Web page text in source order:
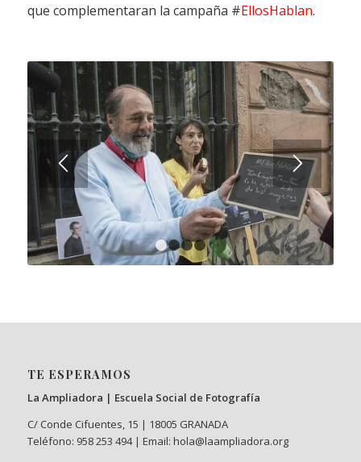
que complementaran la campaña #EllosHablan.
1 2 3 4
TE ESPERAMOS
La Ampliadora | Escuela Social de Fotografía
C/ Conde Cifuentes, 15 | 18005 GRANADA
Teléfono: 958 253 494 | Email: hola@laampliadora.org